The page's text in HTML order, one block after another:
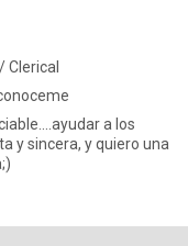
a los
y sincera, y quiero una